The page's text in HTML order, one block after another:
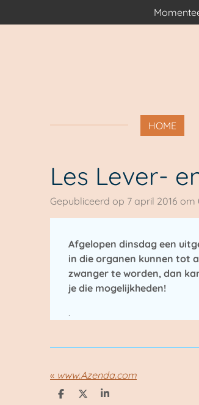
direct
HOME
Les Lever-
Gepubliceerd op 7 april 2016 om
Afgelopen dinsdag een
in die organen kunnen tot
zwanger te worden, dan
je die mogelijkheden!
.
« www.Azenda.com
D
D
S